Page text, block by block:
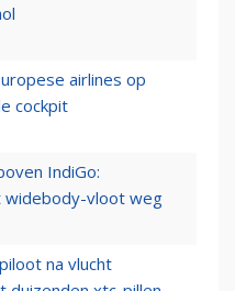
airlines op
cockpit
IndiGo:
vloot weg
na vlucht